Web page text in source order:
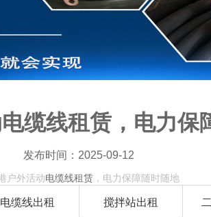
缆线租赁，电力保
发布时间：2025-09-12
户外活动电缆线租赁 ，电力保障随时随地
家港地区的电缆线租赁服务，旨在为您的各
的电缆，适用于会议、展览、体育赛事、音乐节
电缆线出租 搅拌站出租